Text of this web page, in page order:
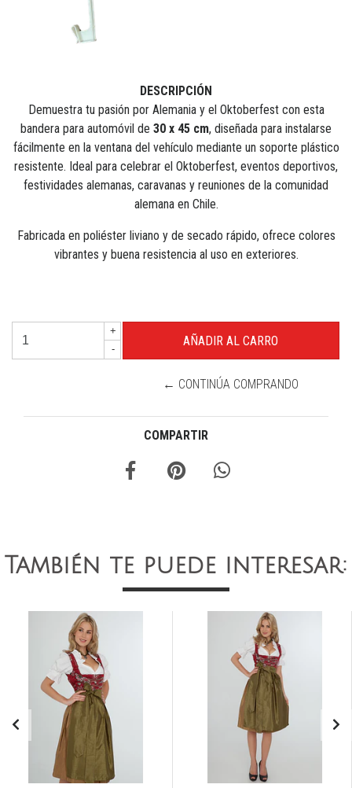
DESCRIPCIÓN
Demuestra tu pasión por Alemania y el Oktoberfest con esta
bandera para automóvil de 30 x 45 cm, diseñada para instalarse
fácilmente en la ventana del vehículo mediante un soporte plástico
resistente. Ideal para celebrar el Oktoberfest, eventos deportivos,
festividades alemanas, caravanas y reuniones de la comunidad
alemana en Chile.
Fabricada en poliéster liviano y de secado rápido, ofrece colores
vibrantes y buena resistencia al uso en exteriores.
+
-
← CONTINÚA COMPRANDO
COMPARTIR
También te puede interesar: